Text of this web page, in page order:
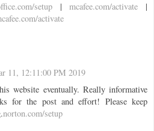
setup |mcafee.com/activate |
activate
11, 12:11:00 PM 2019
website eventually. Really informative
for the post and effort! Please keep
norton.com/setup